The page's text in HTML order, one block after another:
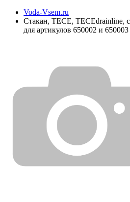
Voda-Vsem.ru
Стакан, TECE, TECEdrainline,
для артикулов 650002 и 650003